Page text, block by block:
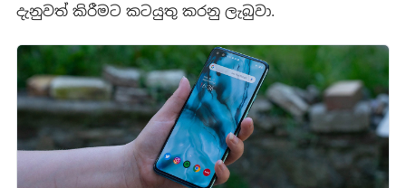
දැනුවත් කිරීමට කටයුතු කරනු ලැබුවා.